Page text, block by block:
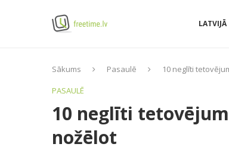
LATVIJĀ
Sākums Pasaulē
10 neglīti
PASAULĒ
10 neglīti
nožēlot